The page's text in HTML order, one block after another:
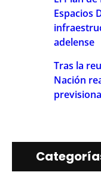
Espacios
adelense
Tras la
Nación